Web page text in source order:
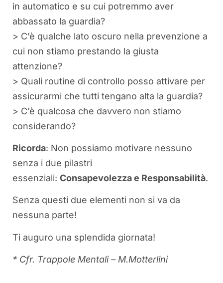
in automatico e su cui potremmo aver
abbassato la guardia?
> C’è qualche lato oscuro nella prevenzione a
cui non stiamo prestando la giusta
attenzione?
> Quali routine di controllo posso attivare per
assicurarmi che tutti tengano alta la guardia?
> C’è qualcosa che davvero non stiamo
considerando?
Ricorda: Non possiamo motivare nessuno
senza i due pilastri
essenziali: Consapevolezza e Responsabilità.
Senza questi due elementi non si va da
nessuna parte!
Ti auguro una splendida giornata!
* Cfr. Trappole Mentali – M.Motterlini